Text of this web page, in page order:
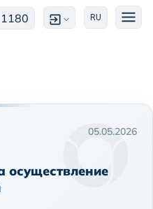
1180 RU
05.05.2026
осуществление